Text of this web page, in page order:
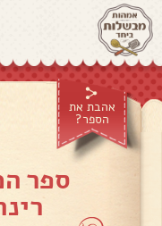
אהבת את
הספר?
ספר